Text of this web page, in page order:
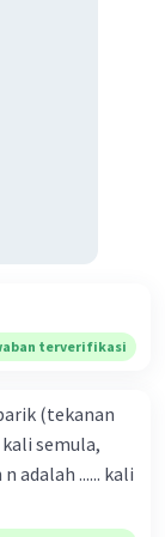
terverifikasi
(tekanan
semula,
adalah ...... kali